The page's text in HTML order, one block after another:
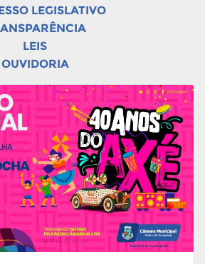
LEGISLATIVO
LEIS
OUVIDORIA